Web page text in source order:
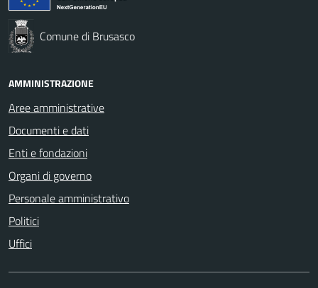
Comune di Brusasco
AMMINISTRAZIONE
Aree amministrative
Documenti e dati
Enti e fondazioni
Organi di governo
Personale amministrativo
Politici
Uffici